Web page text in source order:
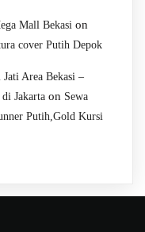
Mall Bekasi on
cover Putih Depok
Area Bekasi –
di Jakarta on Sewa
Putih,Gold Kursi